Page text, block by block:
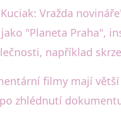
Vražda
"Planeta Praha",
například
filmy mají
zhlédnutí